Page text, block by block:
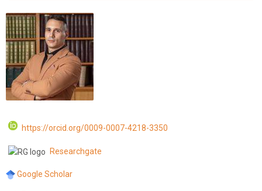
https://orcid.org/0009-0007-4218-3350
Researchgate
Google Scholar